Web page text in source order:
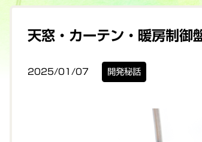
天窓・カーテン・暖房制御
2025/01/07 開発秘話